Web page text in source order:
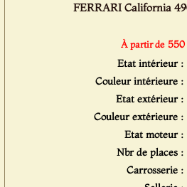
FERRARI California
À partir de
Etat intérieur :
Couleur intérieure :
Etat extérieur :
Couleur extérieure :
Etat moteur :
Nbr de places :
Carrosserie :